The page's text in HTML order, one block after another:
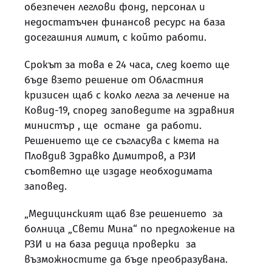
обезпечен леглови фонд, персонал и
недостатъчен финансов ресурс на база
досегашния лимит, с който работи.
Срокът за това е 24 часа, след което ще
бъде взето решение от Областния
кризисен щаб с колко легла за лечение на
Ковид-19, според заповедите на здравния
министър , ще остане да работи.
Решението ще се съгласува с кмета на
Пловдив Здравко Димитров, а РЗИ
съответно ще издаде необходимата
заповед.
„Медицинският щаб взе решението за
болница „Свети Мина“ по предложение на
РЗИ и на база редица проверки за
възможностите да бъде преобразувана.